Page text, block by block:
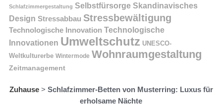
Schlafzimmergestaltung Selbstfürsorge Skandinavisches
Design Stressabbau Stressbewältigung
Technologische Innovation Technologische
Innovationen Umweltschutz UNESCO-
Weltkulturerbe Wintermode Wohnraumgestaltung
Zeitmanagement
Zuhause> Schlafzimmer-Betten von Musterring: Luxus für
erholsame Nächte